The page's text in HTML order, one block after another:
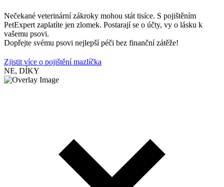
Nečekané veterinární zákroky mohou stát tisíce. S pojištěním
PetExpert zaplatíte jen zlomek. Postarají se o účty, vy o lásku k
vašemu psovi.
Dopřejte svému psovi nejlepší péči bez finanční zátěže!
Zjistit více o pojištění mazlíčka
NE, DÍKY